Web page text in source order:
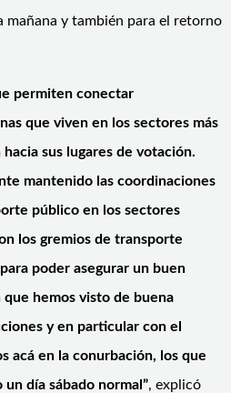
mañana y también para el retorno
permiten conectar
que viven en los sectores más
sus lugares de votación.
mantenido las coordinaciones
público en los sectores
los gremios de transporte
poder asegurar un buen
hemos visto de buena
y en particular con el
acá en la conurbación, los que
día sábado normal”, explicó